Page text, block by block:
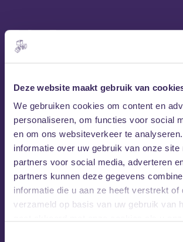
Deze website maakt gebruik van
We gebruiken cookies om content en
personaliseren, om functies voor social
en om ons websiteverkeer te
informatie over uw gebruik van onze site
partners voor social media, adverteren
partners kunnen deze gegevens
informatie die u aan ze heeft verstrekt of
verzameld op basis van uw gebruik van
Erin Rae
Nashville maakt indiefolk met
americana, pop en rock uit de jaren
is geïnspireerd door artiesten als
Lee Hazlewood en Don Williams.
Samen met haar band the Meanwhiles
carrière met de EP ‘Crazy Talk’. Haar
gekenmerkt door een warme, dromerige
thema’s zoals persoonlijke groei, mentale